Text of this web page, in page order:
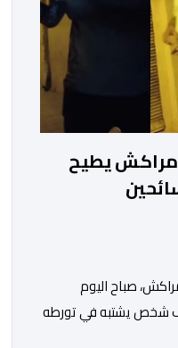
مراكش يطيح
صباح اليوم
شخص يشتبه في تورطه